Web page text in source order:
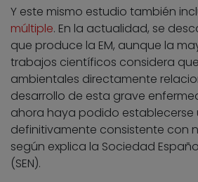
Y este mismo estudio también
múltiple. En la actualidad, se
que produce la EM, aunque la
trabajos científicos considera
ambientales directamente
desarrollo de esta grave
ahora haya podido
definitivamente consistente con
según explica la Sociedad
(SEN).